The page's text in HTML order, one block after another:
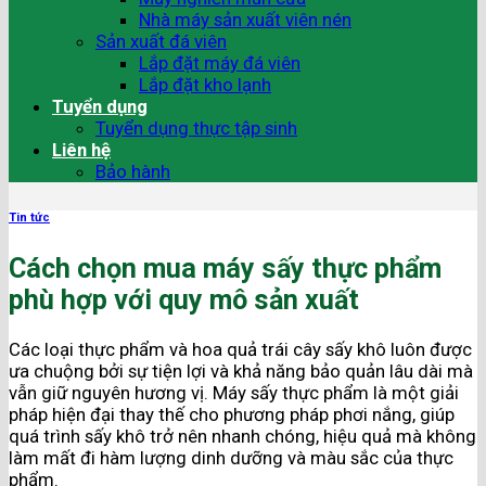
Nhà máy sản xuất viên nén
Sản xuất đá viên
Lắp đặt máy đá viên
Lắp đặt kho lạnh
Tuyển dụng
Tuyển dụng thực tập sinh
Liên hệ
Bảo hành
Tin tức
Cách chọn mua máy sấy thực phẩm
phù hợp với quy mô sản xuất
Các loại thực phẩm và hoa quả trái cây sấy khô luôn được
ưa chuộng bởi sự tiện lợi và khả năng bảo quản lâu dài mà
vẫn giữ nguyên hương vị. Máy sấy thực phẩm là một giải
pháp hiện đại thay thế cho phương pháp phơi nắng, giúp
quá trình sấy khô trở nên nhanh chóng, hiệu quả mà không
làm mất đi hàm lượng dinh dưỡng và màu sắc của thực
phẩm.